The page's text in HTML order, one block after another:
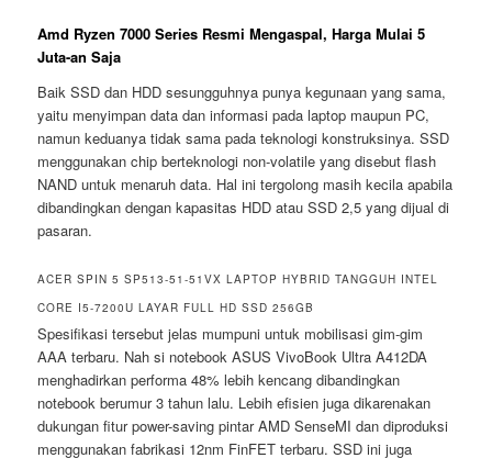
Amd Ryzen 7000 Series Resmi Mengaspal, Harga Mulai 5
Juta-an Saja
Baik SSD dan HDD sesungguhnya punya kegunaan yang sama,
yaitu menyimpan data dan informasi pada laptop maupun PC,
namun keduanya tidak sama pada teknologi konstruksinya. SSD
menggunakan chip berteknologi non-volatile yang disebut flash
NAND untuk menaruh data. Hal ini tergolong masih kecila apabila
dibandingkan dengan kapasitas HDD atau SSD 2,5 yang dijual di
pasaran.
ACER SPIN 5 SP513-51-51VX LAPTOP HYBRID TANGGUH INTEL
CORE I5-7200U LAYAR FULL HD SSD 256GB
Spesifikasi tersebut jelas mumpuni untuk mobilisasi gim-gim
AAA terbaru. Nah si notebook ASUS VivoBook Ultra A412DA
menghadirkan performa 48% lebih kencang dibandingkan
notebook berumur 3 tahun lalu. Lebih efisien juga dikarenakan
dukungan fitur power-saving pintar AMD SenseMI dan diproduksi
menggunakan fabrikasi 12nm FinFET terbaru. SSD ini juga